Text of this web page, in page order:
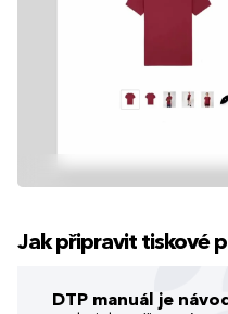
Jak připravit tiskové
DTP manuál je návod